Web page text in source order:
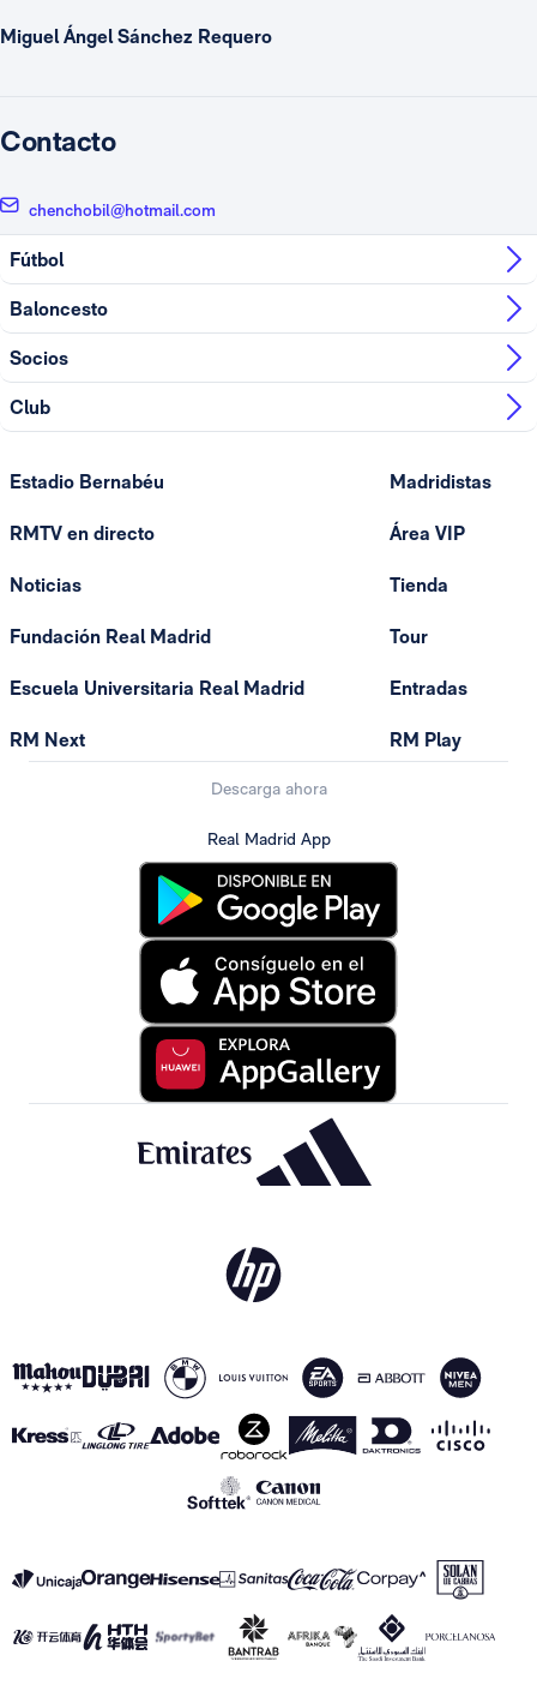
Miguel Ángel Sánchez Requero
Contacto
chenchobil@hotmail.com
Fútbol
Baloncesto
Socios
Club
Estadio Bernabéu
RMTV en directo
Noticias
Fundación Real Madrid
Escuela Universitaria Real Madrid
RM Next
Madridistas
Área VIP
Tienda
Tour
Entradas
RM Play
Descarga ahora
Real Madrid App